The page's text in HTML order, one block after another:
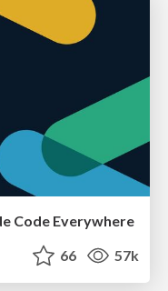
Code Everywhere
66 57k